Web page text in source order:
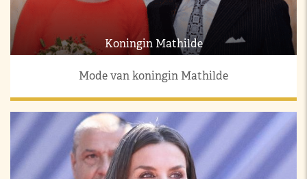
Koningin Mathilde
Mode van koningin Mathilde